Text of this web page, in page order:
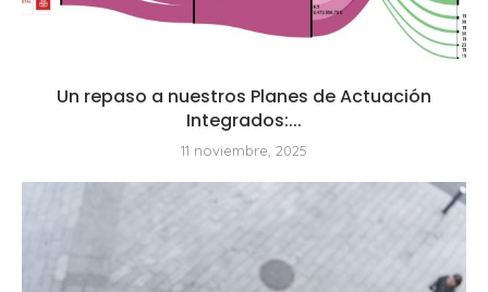
Un repaso a nuestros Planes de Actuación
Integrados:...
11 noviembre, 2025